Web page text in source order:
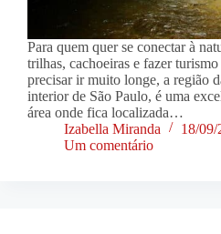
Para quem quer se conectar à
trilhas, cachoeiras e fazer
precisar ir muito longe, a região
interior de São Paulo, é uma
área onde fica localizada…
Izabella Miranda
18/09/
Um comentário